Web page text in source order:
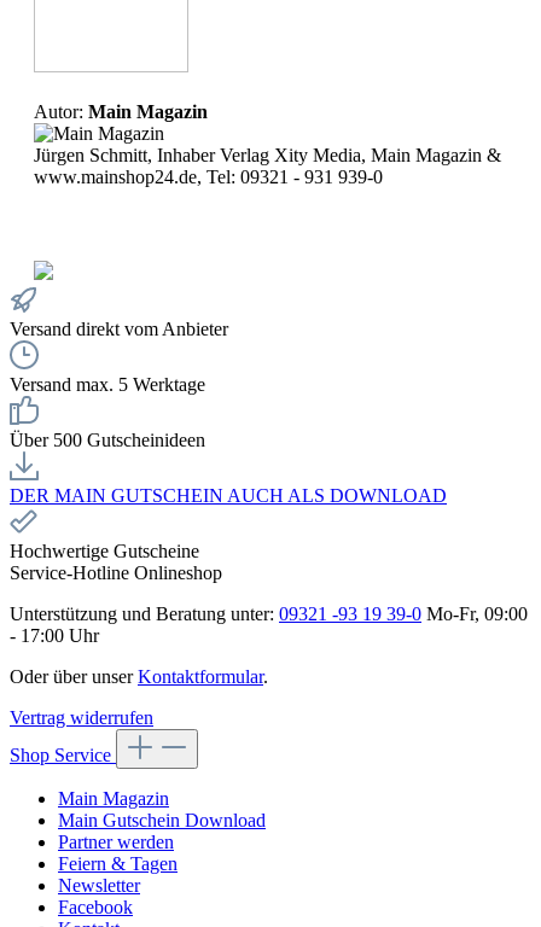
Autor: Main Magazin
Jürgen Schmitt, Inhaber Verlag Xity Media, Main Magazin &
www.mainshop24.de, Tel: 09321 - 931 939-0
Versand direkt vom Anbieter
Versand max. 5 Werktage
Über 500 Gutscheinideen
DER MAIN GUTSCHEIN AUCH ALS DOWNLOAD
Hochwertige Gutscheine
Service-Hotline Onlineshop
Unterstützung und Beratung unter: 09321 -93 19 39-0 Mo-Fr, 09:00
- 17:00 Uhr
Oder über unserKontaktformular.
Vertrag widerrufen
Shop Service
Main Magazin
Main Gutschein Download
Partner werden
Feiern & Tagen
Newsletter
Facebook